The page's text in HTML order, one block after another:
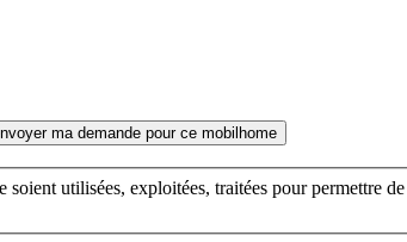
ma demande pour ce mobilhome
utilisées, exploitées, traitées pour permettre